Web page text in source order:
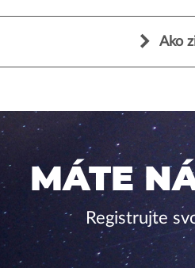
Ako
MÁTE
Registrujte